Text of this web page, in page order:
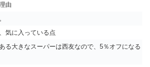
由
気に入っている点
る大きなスーパーは西友なので、5％オフになる